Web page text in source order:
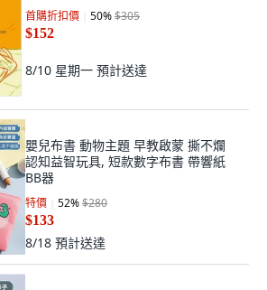
首購折扣價 50%$305
$152
8/10 星期一 預計送達
嬰兒布書 動物主題 早教啟蒙 撕不爛
認知益智玩具, 短款數字布書 帶響紙
BB器
特價 52%$280
$133
8/18 預計送達